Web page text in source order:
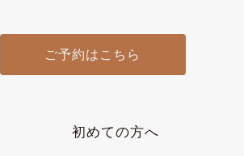
ご予約はこちら
初めての方へ